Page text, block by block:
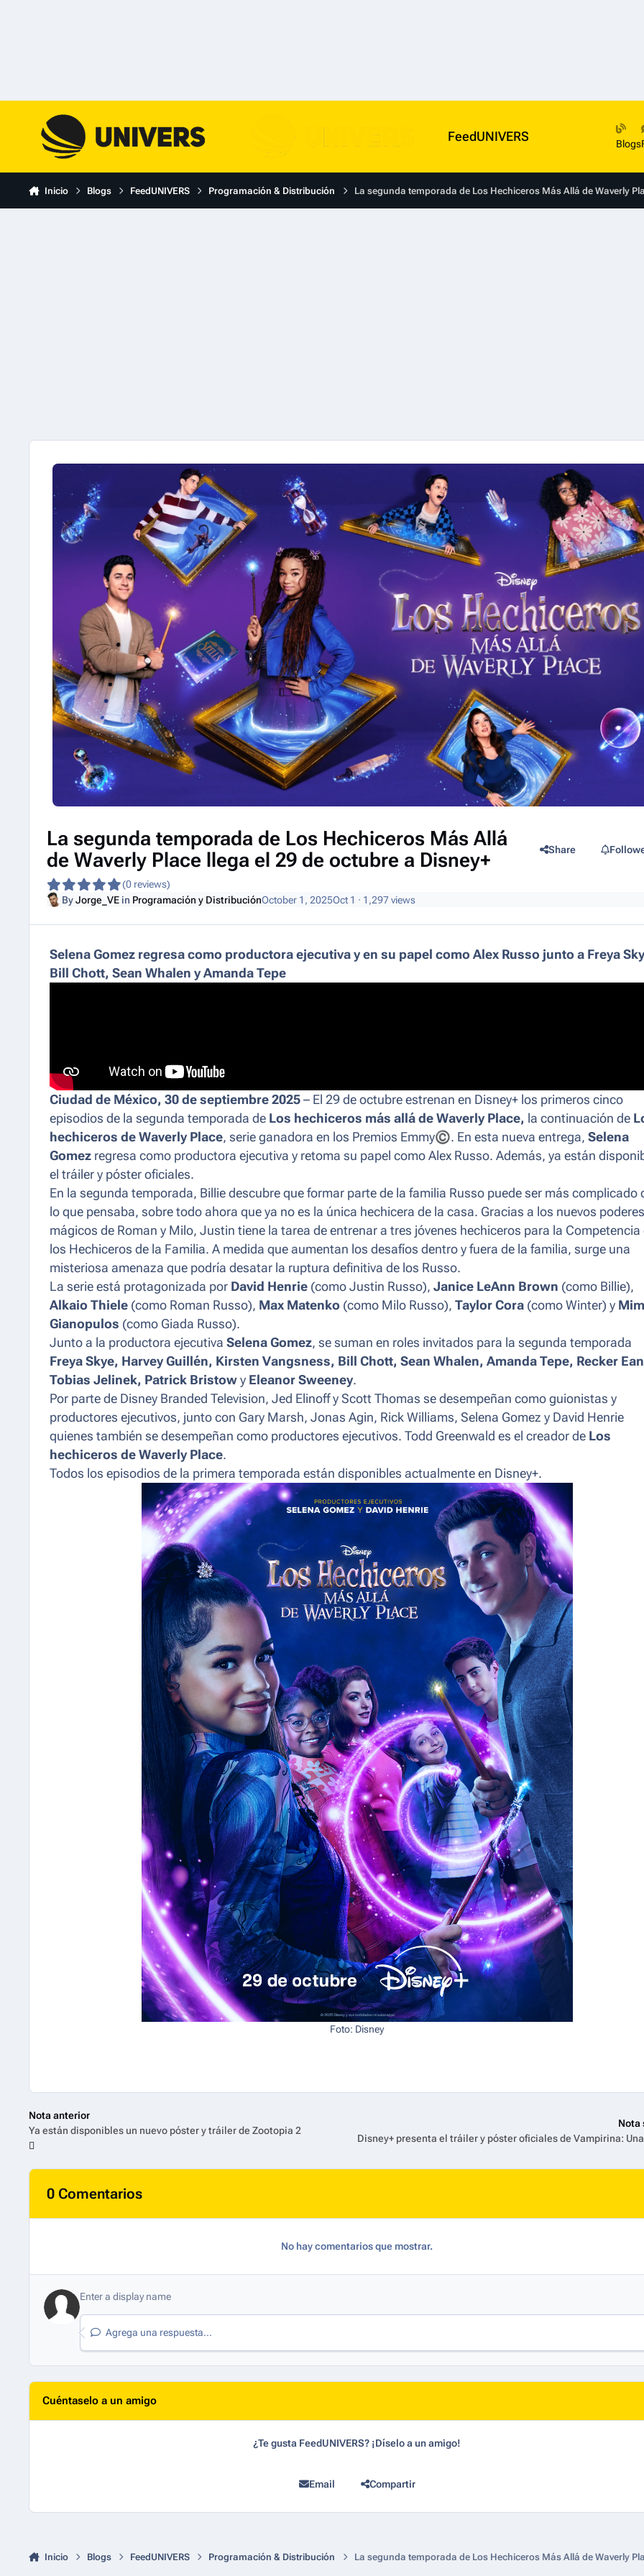
FeedUNIVERS Blogs
Inicio Blogs FeedUNIVERS Programación & Distribución La segunda temporada de Los Hechiceros Más Allá de Waverly
La segunda temporada de Los Hechiceros Más Allá
de Waverly Place llega el 29 de octubre a Disney+
(0 reviews)
Share
ByJorge_VEin Programación y DistribuciónOctober 1, 2025Oct 1 · 1,297 views
Selena Gomez regresa como productora ejecutiva y en su papel como Alex Russo junto a Freya
Bill Chott, Sean Whalen y Amanda Tepe
Ciudad de México, 30 de septiembre 2025 – El 29 de octubre estrenan en Disney+ los primeros cinco
episodios de la segunda temporada de Los hechiceros más allá de Waverly Place, la continuación de
hechiceros de Waverly Place, serie ganadora en los Premios Emmy©. En esta nueva entrega, Selena
Gomez regresa como productora ejecutiva y retoma su papel como Alex Russo. Además, ya están
el tráiler y póster oficiales.
En la segunda temporada, Billie descubre que formar parte de la familia Russo puede ser más complicado
lo que pensaba, sobre todo ahora que ya no es la única hechicera de la casa. Gracias a los nuevos poderes
mágicos de Roman y Milo, Justin tiene la tarea de entrenar a tres jóvenes hechiceros para la Competencia
los Hechiceros de la Familia. A medida que aumentan los desafíos dentro y fuera de la familia, surge una
misteriosa amenaza que podría desatar la ruptura definitiva de los Russo.
La serie está protagonizada por David Henrie (como Justin Russo), Janice LeAnn Brown (como Billie),
Alkaio Thiele (como Roman Russo), Max Matenko (como Milo Russo), Taylor Cora (como Winter) y
Gianopulos (como Giada Russo).
Junto a la productora ejecutiva Selena Gomez, se suman en roles invitados para la segunda temporada
Freya Skye, Harvey Guillén, Kirsten Vangsness, Bill Chott, Sean Whalen, Amanda Tepe, Recker
Tobias Jelinek, Patrick Bristow y Eleanor Sweeney.
Por parte de Disney Branded Television, Jed Elinoff y Scott Thomas se desempeñan como guionistas y
productores ejecutivos, junto con Gary Marsh, Jonas Agin, Rick Williams, Selena Gomez y David Henrie
quienes también se desempeñan como productores ejecutivos. Todd Greenwald es el creador de Los
hechiceros de Waverly Place.
Todos los episodios de la primera temporada están disponibles actualmente en Disney+.
Foto: Disney
Nota anterior
Ya están disponibles un nuevo póster y tráiler de Zootopia 2
Nota
0 Comentarios
No hay comentarios que mostrar.
Agrega una respuesta...
Cuéntaselo a un amigo
¿Te gusta FeedUNIVERS? ¡Díselo a un amigo!
Email Compartir
Inicio Blogs FeedUNIVERS Programación & Distribución La segunda temporada de Los Hechiceros Más Allá de Waverly